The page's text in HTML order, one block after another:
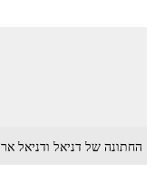
החתונה של דניאל ודניאל